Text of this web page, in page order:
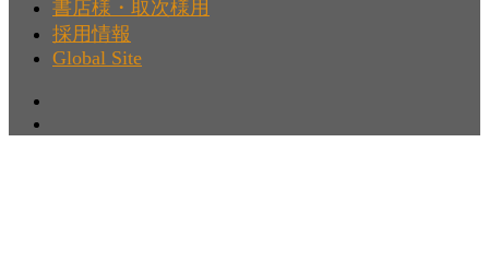
書店様・取次様用
採用情報
Global Site